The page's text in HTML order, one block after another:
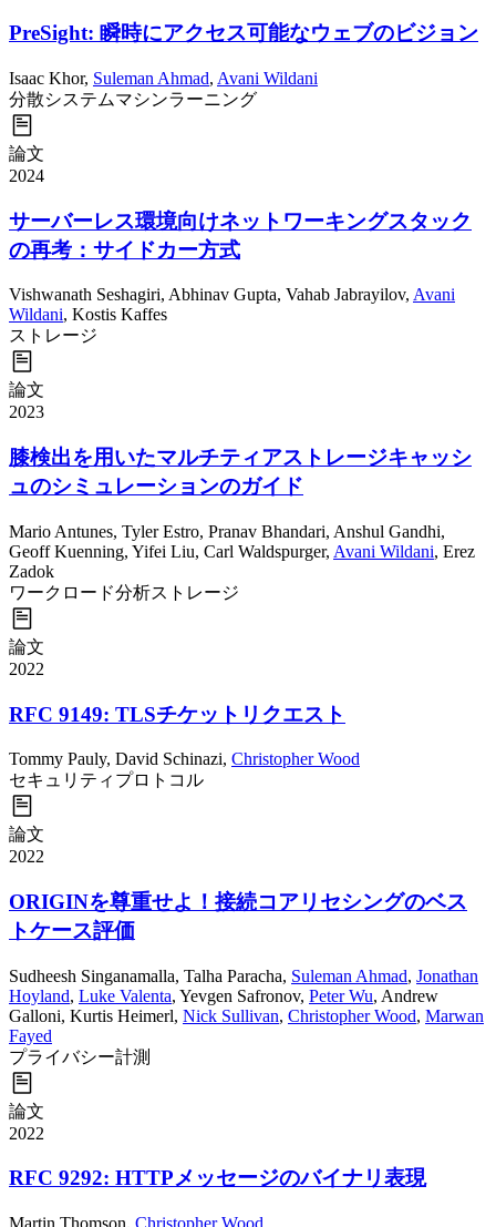
PreSight: 瞬時にアクセス可能なウェブのビジョン
Isaac Khor, Suleman Ahmad, Avani Wildani
分散システムマシンラーニング
論文
2024
サーバーレス環境向けネットワーキングスタック
の再考：サイドカー方式
Vishwanath Seshagiri, Abhinav Gupta, Vahab Jabrayilov, Avani
Wildani, Kostis Kaffes
ストレージ
論文
2023
膝検出を用いたマルチティアストレージキャッシ
ュのシミュレーションのガイド
Mario Antunes, Tyler Estro, Pranav Bhandari, Anshul Gandhi,
Geoff Kuenning, Yifei Liu, Carl Waldspurger, Avani Wildani, Erez
Zadok
ワークロード分析ストレージ
論文
2022
RFC 9149: TLSチケットリクエスト
Tommy Pauly, David Schinazi, Christopher Wood
セキュリティ プロトコル
論文
2022
ORIGINを尊重せよ！接続コアリセシングのベス
トケース評価
Sudheesh Singanamalla, Talha Paracha, Suleman Ahmad, Jonathan
Hoyland, Luke Valenta, Yevgen Safronov, Peter Wu, Andrew
Galloni, Kurtis Heimerl, Nick Sullivan, Christopher Wood, Marwan
Fayed
プライバシー計測
論文
2022
RFC 9292: HTTPメッセージのバイナリ表現